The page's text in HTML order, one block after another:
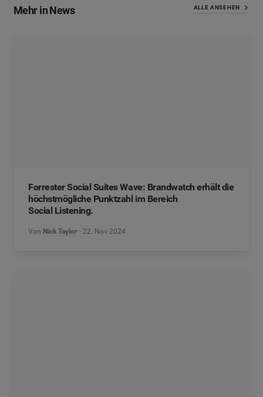
Mehr in News ALLE ANSEHEN
Forrester Social Suites Wave: Brandwatch erhält die
höchstmögliche Punktzahl im Bereich
Social Listening.
Von Nick Taylor 22. Nov 2024